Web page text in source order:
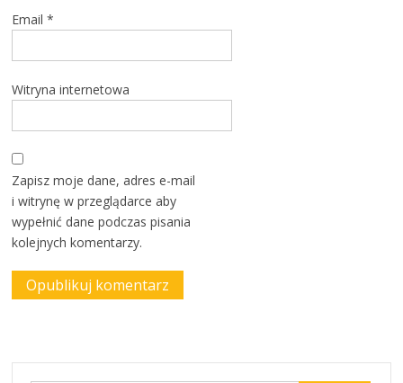
Email*
Witryna internetowa
Zapisz moje dane, adres e-mail
i witrynę w przeglądarce aby
wypełnić dane podczas pisania
kolejnych komentarzy.